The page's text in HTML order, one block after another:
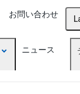
ニュース
お問い合わせ